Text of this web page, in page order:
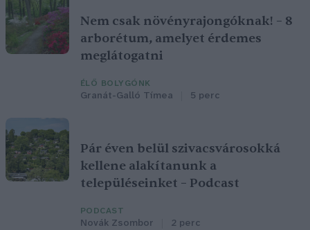
Nem csak növényrajongóknak! – 8
arborétum, amelyet érdemes
meglátogatni
ÉLŐ BOLYGÓNK
Granát-Galló Tímea 5 perc
Pár éven belül szivacsvárosokká
kellene alakítanunk a
településeinket – Podcast
PODCAST
Novák Zsombor 2 perc